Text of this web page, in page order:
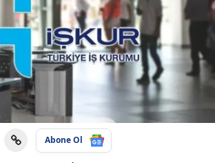
Abone Ol